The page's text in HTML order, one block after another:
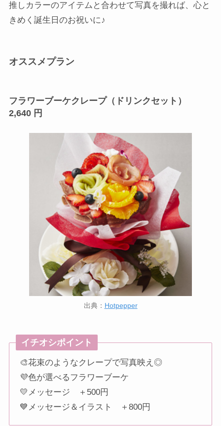
推しカラーのアイテムと合わせて写真を撮れば、心と
きめく誕生日のお祝いに♪
オススメプラン
フラワーブーケクレープ（ドリンクセット）
2,640 円
出典： Hotpepper
イチオシポイント
🎨花束のようなクレープで写真映え◎
💜色が選べるフラワーブーケ
💛メッセージ ＋500円
💙メッセージ＆イラスト ＋800円